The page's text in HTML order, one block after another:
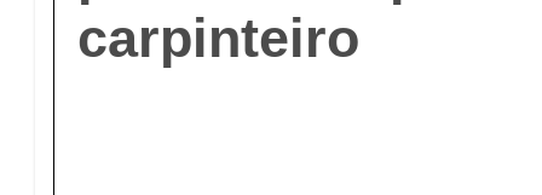
carpinteiro